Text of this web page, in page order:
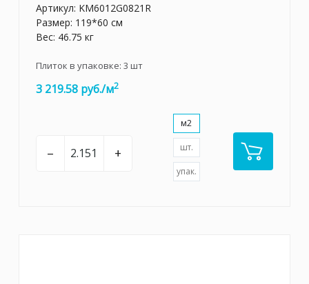
Артикул: KM6012G0821R
Размер: 119*60 см
Вес: 46.75 кг
Плиток в упаковке: 3 шт
3 219.58 руб./м2
– +
м2
шт.
упак.